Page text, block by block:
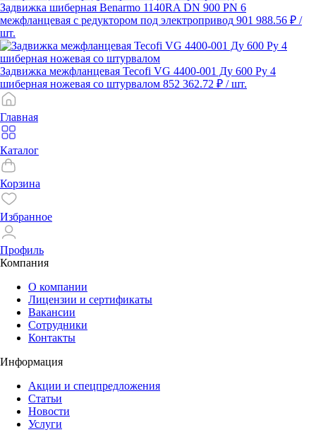
Задвижка шиберная Benarmo 1140RA DN 900 PN 6
межфланцевая с редуктором под электропривод 901 988.56 ₽ /
шт.
Задвижка межфланцевая Tecofi VG 4400-001 Ду 600 Ру 4
шиберная ножевая со штурвалом 852 362.72 ₽ / шт.
Главная
Каталог
Корзина
Избранное
Профиль
Компания
О компании
Лицензии и сертификаты
Вакансии
Сотрудники
Контакты
Информация
Акции и спецпредложения
Статьи
Новости
Услуги